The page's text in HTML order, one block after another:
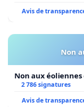
Avis de
Non
Non aux
2 786 signatures
Avis de